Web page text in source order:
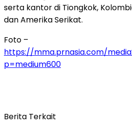
serta kantor di Tiongkok,
dan Amerika Serikat.
Foto –
https://mma.prnasia.com/
p=medium600
Berita Terkait